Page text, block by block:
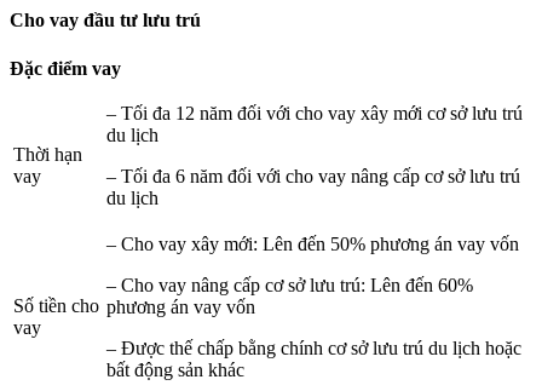
Cho vay đầu tư lưu trú
Đặc điểm vay
Thời hạn
vay
– Tối đa 12 năm đối với cho vay xây mới cơ sở lưu trú
du lịch
– Tối đa 6 năm đối với cho vay nâng cấp cơ sở lưu trú
du lịch
Số tiền cho
vay
– Cho vay xây mới: Lên đến 50% phương án vay vốn
– Cho vay nâng cấp cơ sở lưu trú: Lên đến 60%
phương án vay vốn
– Được thế chấp bằng chính cơ sở lưu trú du lịch hoặc
bất động sản khác